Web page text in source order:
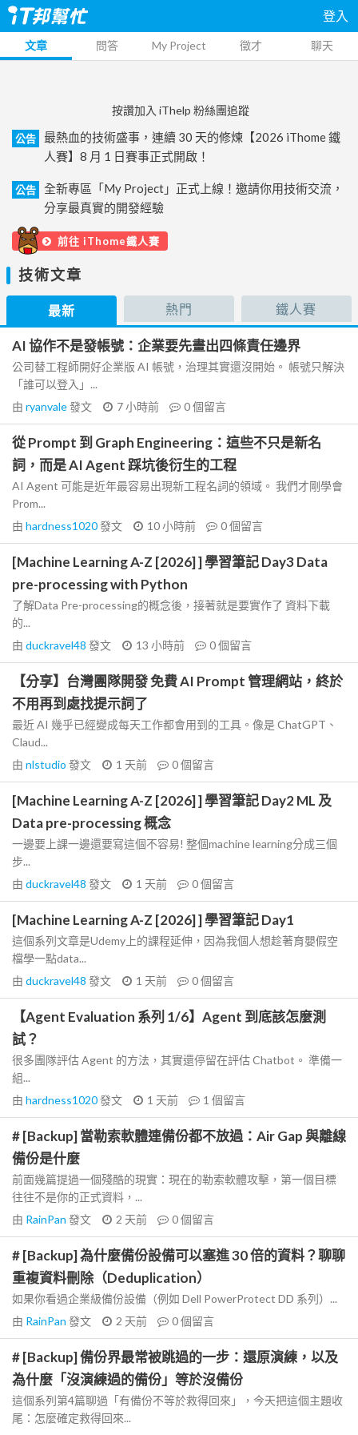
登入
文章 問答 My Project 徵才 聊天
按讚加入 iThelp 粉絲團追蹤
公告
最熱血的技術盛事，連續 30 天的修煉【2026 iThome 鐵
人賽】8 月 1 日賽事正式開啟！
公告
全新專區「My Project」正式上線！邀請你用技術交流，
分享最真實的開發經驗
前往 iThome鐵人賽
技術文章
最新 熱門 鐵人賽
AI 協作不是發帳號：企業要先畫出四條責任邊界
公司替工程師開好企業版 AI 帳號，治理其實還沒開始。 帳號只解決
「誰可以登入」...
由 ryanvale發文 7 小時前 0個留言
從 Prompt 到 Graph Engineering：這些不只是新名
詞，而是 AI Agent 踩坑後衍生的工程
AI Agent 可能是近年最容易出現新工程名詞的領域。 我們才剛學會
Prom...
由 hardness1020發文 10 小時前 0個留言
[Machine Learning A-Z [2026] ] 學習筆記 Day3 Data
pre-processing with Python
了解Data Pre-processing的概念後，接著就是要實作了 資料下載
的...
由 duckravel48 發文 13 小時前 0個留言
【分享】台灣團隊開發 免費 AI Prompt 管理網站，終於
不用再到處找提示詞了
最近 AI 幾乎已經變成每天工作都會用到的工具。像是 ChatGPT、
Claud...
由 nlstudio 發文 1 天前 0個留言
[Machine Learning A-Z [2026] ] 學習筆記 Day2 ML 及
Data pre-processing 概念
一邊要上課一邊還要寫這個不容易! 整個machine learning分成三個
步...
由 duckravel48 發文 1 天前 0個留言
[Machine Learning A-Z [2026] ] 學習筆記 Day1
這個系列文章是Udemy上的課程延伸，因為我個人想趁著育嬰假空
檔學一點data...
由 duckravel48 發文 1 天前 0個留言
【Agent Evaluation 系列 1/6】Agent 到底該怎麼測
試？
很多團隊評估 Agent 的方法，其實還停留在評估 Chatbot。 準備一
組...
由 hardness1020發文 1 天前 1 個留言
# [Backup] 當勒索軟體連備份都不放過：Air Gap 與離線
備份是什麼
前面幾篇提過一個殘酷的現實：現在的勒索軟體攻擊，第一個目標
往往不是你的正式資料，...
由 RainPan 發文 2 天前 0個留言
# [Backup] 為什麼備份設備可以塞進 30 倍的資料？聊聊
重複資料刪除（Deduplication）
如果你看過企業級備份設備（例如 Dell PowerProtect DD 系列）...
由 RainPan 發文 2 天前 0個留言
# [Backup] 備份界最常被跳過的一步：還原演練，以及
為什麼「沒演練過的備份」等於沒備份
這個系列第4篇聊過「有備份不等於救得回來」，今天把這個主題收
尾：怎麼確定救得回來...